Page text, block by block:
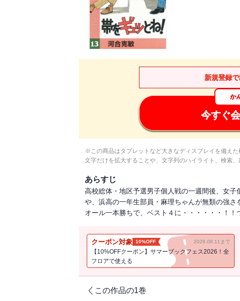
新規登録で
か
今すぐ
※この商品はタブレットなど大きなディスプレイを備えた
文字だけを拡大することや、文字列のハイライト、検索
あらすじ
高校総体・地区予選男子個人戦の一週間後、女
や、浜高の一年生部員・麻理ちゃんが無類の強
オール一本勝ちで、ベスト４に・・・・・・！
クーポン対象 10%OFF 2026.08.11まで
【10%OFFクーポン】サマーブックフェス2026！全
フロアで使える
この作品の1巻